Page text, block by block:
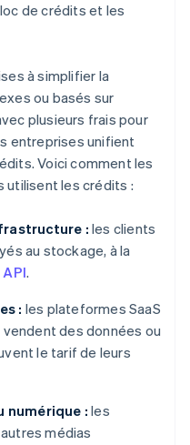
de crédits et les
à simplifier la
ou basés sur
plusieurs frais pour
entreprises unifient
Voici comment les
les crédits :
: les clients
au stockage, à la
API.
: les plateformes SaaS
des données ou
le tarif de leurs
numérique : les
médias